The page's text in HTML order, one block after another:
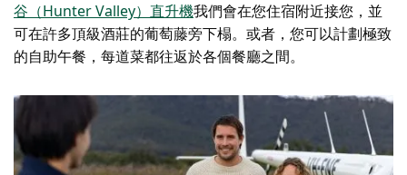
谷（Hunter Valley）直升機我們會在您住宿附近接您，並
可在許多頂級酒莊的葡萄藤旁下榻。或者，您可以計劃極致
的自助午餐，每道菜都往返於各個餐廳之間。